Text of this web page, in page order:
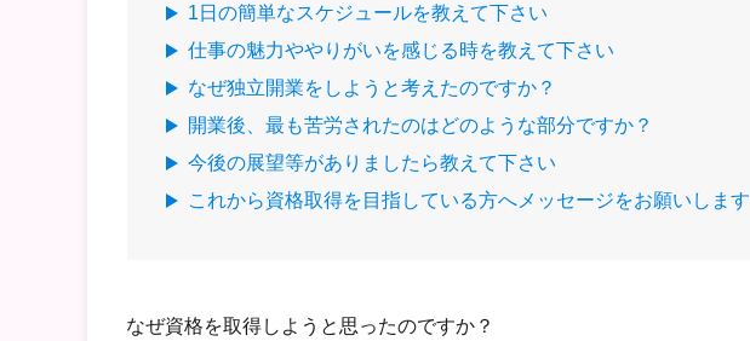
1日の簡単なスケジュールを教えて下さい
仕事の魅力ややりがいを感じる時を教えて下さい
なぜ独立開業をしようと考えたのですか？
開業後、最も苦労されたのはどのような部分ですか？
今後の展望等がありましたら教えて下さい
これから資格取得を目指している方へメッセージをお願いします
なぜ資格を取得しようと思ったのですか？